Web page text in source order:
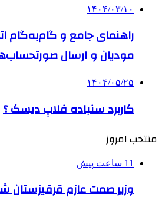
۱۴۰۴/۰۳/۱۰
راهنمای جامع و گام‌به‌گام
مودیان و ارسال
۱۴۰۴/۰۵/۲۵
کاربرد سنباده فلاپ دیسک ؟
منتخب امروز
11 ساعت پیش
وزیر صمت عازم قرقیزستان